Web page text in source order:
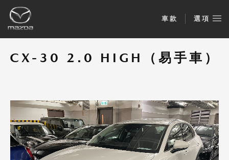
車款 選項
CX-30 2.0 HIGH（易手車）